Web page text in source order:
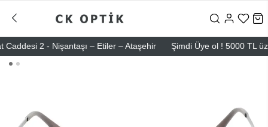
2 - Nişantaşı – Etiler – Ataşehir Şimdi Üye ol ! 5000 TL üzeri